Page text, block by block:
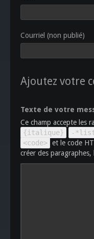
Courriel (non publié)
Ajoutez votre
Texte de votre
Ce champ accepte les
{italique}
-
<code> et le code
créer des paragraphes,